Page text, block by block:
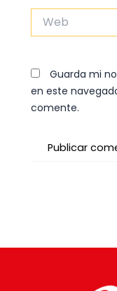
Guarda mi
en este
comente.